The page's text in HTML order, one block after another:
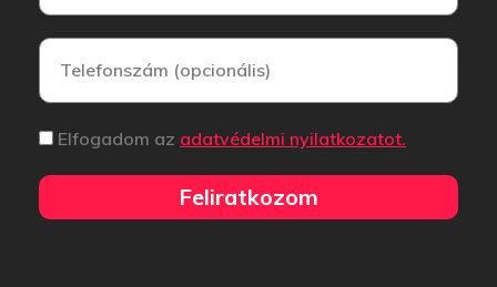
Elfogadom az adatvédelmi nyilatkozatot.
Feliratkozom